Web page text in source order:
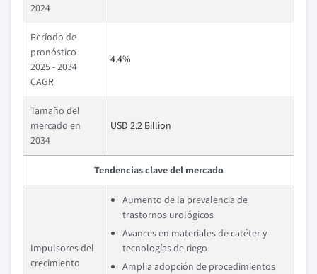
2024
Período de
pronóstico
2025 - 2034
CAGR
4.4%
Tamaño del
mercado en
2034
USD 2.2 Billion
Tendencias clave del mercado
Impulsores del
crecimiento
Aumento de la prevalencia de
trastornos urológicos
Avances en materiales de catéter y
tecnologías de riego
Amplia adopción de procedimientos